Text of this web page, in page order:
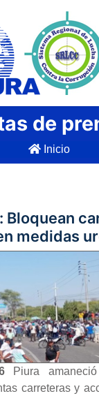
de
Inicio
Bloquean
medidas
Piura
carreteras y